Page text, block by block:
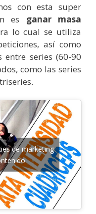
con esta super
es ganar masa
lo cual se utiliza
así como
entre series (60-90
como las series
de marketing